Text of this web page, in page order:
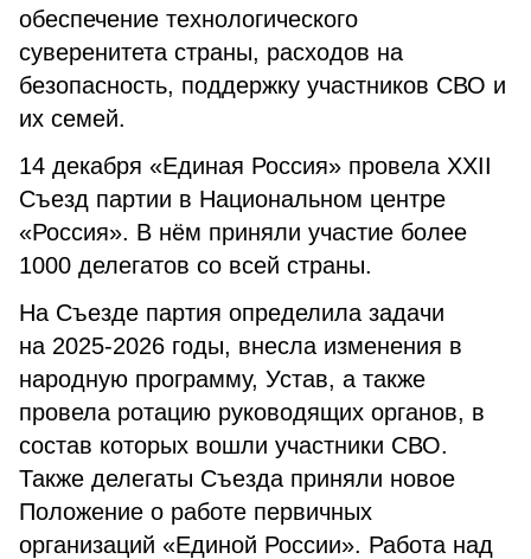
обеспечение технологического
суверенитета страны, расходов на
безопасность, поддержку участников СВО и
их семей.
14 декабря «Единая Россия» провела XXII
Съезд партии в Национальном центре
«Россия». В нём приняли участие более
1000 делегатов со всей страны.
На Съезде партия определила задачи
на 2025-2026 годы, внесла изменения в
народную программу, Устав, а также
провела ротацию руководящих органов, в
состав которых вошли участники СВО.
Также делегаты Съезда приняли новое
Положение о работе первичных
организаций «Единой России». Работа над